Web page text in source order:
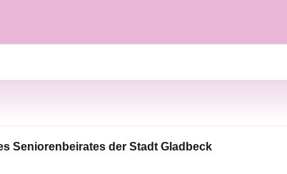
Seniorenbeirates der Stadt Gladbeck